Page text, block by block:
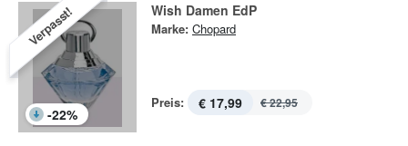
Verpasst!
-22%
Wish Damen EdP
Marke: Chopard
Preis: € 17,99 € 22,95